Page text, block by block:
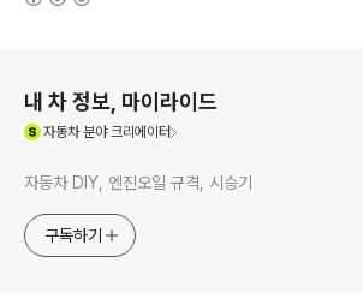
내 차 정보, 마이라이드
자동차분야 크리에이터
자동차 DIY, 엔진오일 규격, 시승기
구독하기